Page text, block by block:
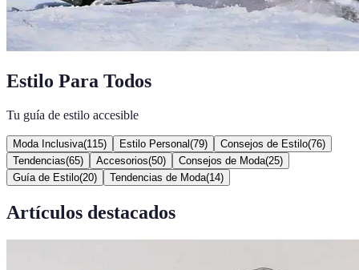
Estilo Para Todos
Tu guía de estilo accesible
Moda Inclusiva(115) Estilo Personal (79) Consejos de Estilo(76)
Tendencias(65) Accesorios(50) Consejos de Moda(25)
Guía de Estilo(20) Tendencias de Moda(14)
Artículos destacados